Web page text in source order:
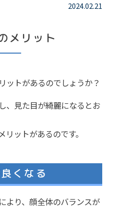
2024.02.21
メリット
ットがあるのでしょうか？
、見た目が綺麗になるとお
ットがあるのです。
くなる
より、顔全体のバランスが